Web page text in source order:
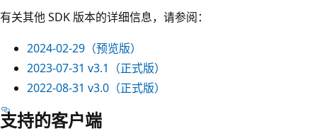
有关其他 SDK 版本的详细信息，请参阅：
2024-02-29 （预览版）
2023-07-31 v3.1（正式版）
2022-08-31 v3.0（正式版）
支持的客户端